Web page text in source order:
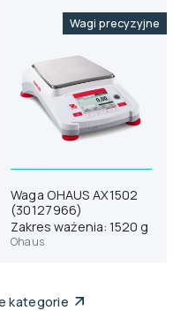
Wagi precyzyjne
Waga OHAUS AX1502
(30127966)
Zakres ważenia: 1520 g
Ohaus
kategorie